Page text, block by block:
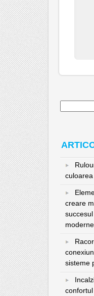
creare
moderne
sisteme